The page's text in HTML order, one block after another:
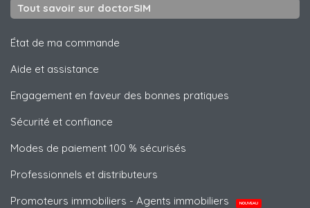
Tout savoir sur doctorSIM
État de ma commande
Aide et assistance
Engagement en faveur des bonnes pratiques
Sécurité et confiance
Modes de paiement 100 % sécurisés
Professionnels et distributeurs
Promoteurs immobiliers - Agents immobiliers
NOUVEAU